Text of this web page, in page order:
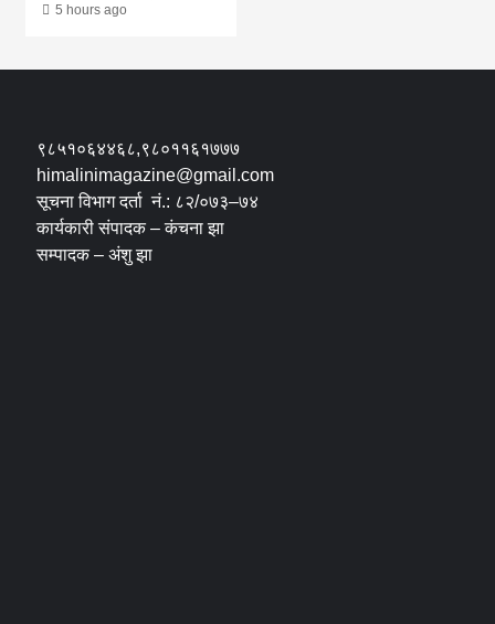
5 hours ago
९८५१०६४४६८,९८०११६१७७७
himalinimagazine@gmail.com
सूचना विभाग दर्ता नं.: ८२/०७३–७४
कार्यकारी संपादक – कंचना झा
सम्पादक – अंशु झा